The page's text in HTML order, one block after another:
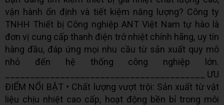
vận hành ổn định và tiết kiệm năng lượng? Công ty
TNHH Thiết bị Công nghiệp ANT Việt Nam tự hào là
đơn vị cung cấp thanh điện trở nhiệt chính hãng, uy tín
hàng đầu, đáp ứng mọi nhu cầu từ sản xuất quy mô
nhỏ đến hệ thống công nghiệp lớn.
________________________________________ ƯU
ĐIỂM NỔI BẬT • Chất lượng vượt trội: Sản xuất từ vật
liệu chịu nhiệt cao cấp, hoạt động bền bỉ trong môi